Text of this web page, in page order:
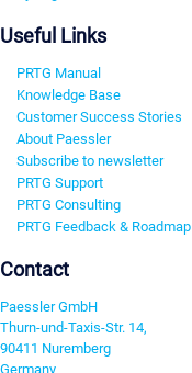
Useful Links
PRTG Manual
Knowledge Base
Customer Success Stories
About Paessler
Subscribe to newsletter
PRTG Support
PRTG Consulting
PRTG Feedback & Roadmap
Contact
Paessler GmbH
Thurn-und-Taxis-Str. 14,
90411 Nuremberg
Germany